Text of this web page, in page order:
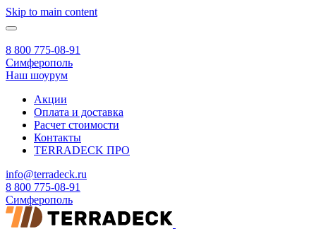
Skip to main content
8 800 775-08-91
Симферополь
Наш шоурум
Акции
Оплата и доставка
Расчет стоимости
Контакты
TERRADECK ПРО
info@terradeck.ru
8 800 775-08-91
Симферополь